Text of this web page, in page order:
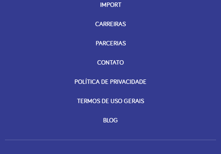
IMPORT
CARREIRAS
PARCERIAS
CONTATO
POLÍTICA DE PRIVACIDADE
TERMOS DE USO GERAIS
BLOG